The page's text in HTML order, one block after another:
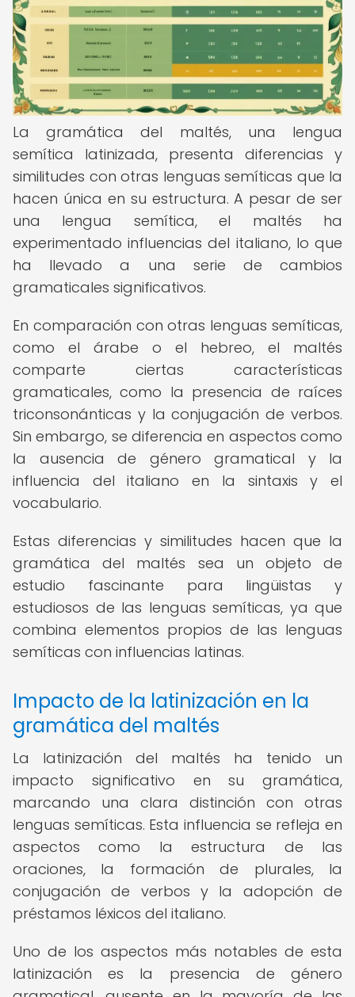
La gramática del maltés, una lengua
semítica latinizada, presenta diferencias y
similitudes con otras lenguas semíticas que la
hacen única en su estructura. A pesar de ser
una lengua semítica, el maltés ha
experimentado influencias del italiano, lo que
ha llevado a una serie de cambios
gramaticales significativos.
En comparación con otras lenguas semíticas,
como el árabe o el hebreo, el maltés
comparte ciertas características
gramaticales, como la presencia de raíces
triconsonánticas y la conjugación de verbos.
Sin embargo, se diferencia en aspectos como
la ausencia de género gramatical y la
influencia del italiano en la sintaxis y el
vocabulario.
Estas diferencias y similitudes hacen que la
gramática del maltés sea un objeto de
estudio fascinante para lingüistas y
estudiosos de las lenguas semíticas, ya que
combina elementos propios de las lenguas
semíticas con influencias latinas.
Impacto de la latinización en la
gramática del maltés
La latinización del maltés ha tenido un
impacto significativo en su gramática,
marcando una clara distinción con otras
lenguas semíticas. Esta influencia se refleja en
aspectos como la estructura de las
oraciones, la formación de plurales, la
conjugación de verbos y la adopción de
préstamos léxicos del italiano.
Uno de los aspectos más notables de esta
latinización es la presencia de género